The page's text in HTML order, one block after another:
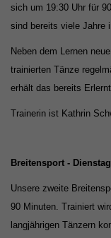
sich um 19:30 Uhr für
sind bereits viele Jahre
Neben dem Lernen
trainierten Tänze
erhält das bereits
Trainerin ist Kathrin
Breitensport - Dienstag
Unsere zweite
90 Minuten. Trainiert
langjährigen Tänzern